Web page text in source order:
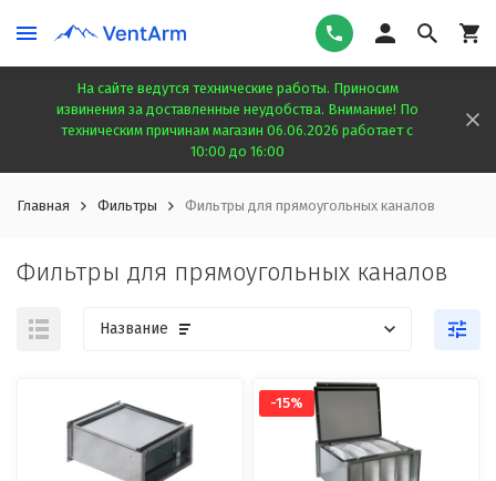
На сайте ведутся технические работы. Приносим
извинения за доставленные неудобства. Внимание! По
техническим причинам магазин 06.06.2026 работает с
10:00 до 16:00
Главная Фильтры Фильтры для прямоугольных каналов
Фильтры для прямоугольных каналов
Название
-15%